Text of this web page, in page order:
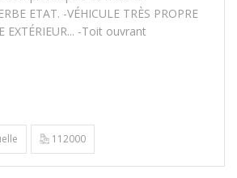
ETAT. -VÉHICULE TRÈS PROPRE
EXTÉRIEUR... -Toit ouvrant
112000